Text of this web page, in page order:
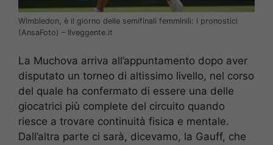
Wimbledon, è il giorno delle semifinali femminili: i pronostici
(AnsaFoto) – Ilveggente.it
La Muchova arriva all’appuntamento dopo aver
disputato un torneo di altissimo livello, nel corso
del quale ha confermato di essere una delle
giocatrici più complete del circuito quando
riesce a trovare continuità fisica e mentale.
Dall’altra parte ci sarà, dicevamo, la Gauff, che